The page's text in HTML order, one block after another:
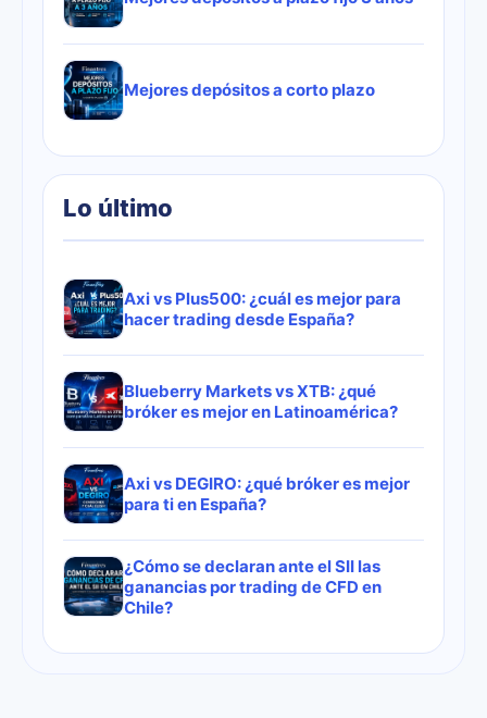
Mejores depósitos a corto plazo
Lo último
Axi vs Plus500: ¿cuál es mejor para
hacer trading desde España?
Blueberry Markets vs XTB: ¿qué
bróker es mejor en Latinoamérica?
Axi vs DEGIRO: ¿qué bróker es mejor
para ti en España?
¿Cómo se declaran ante el SII las
ganancias por trading de CFD en
Chile?